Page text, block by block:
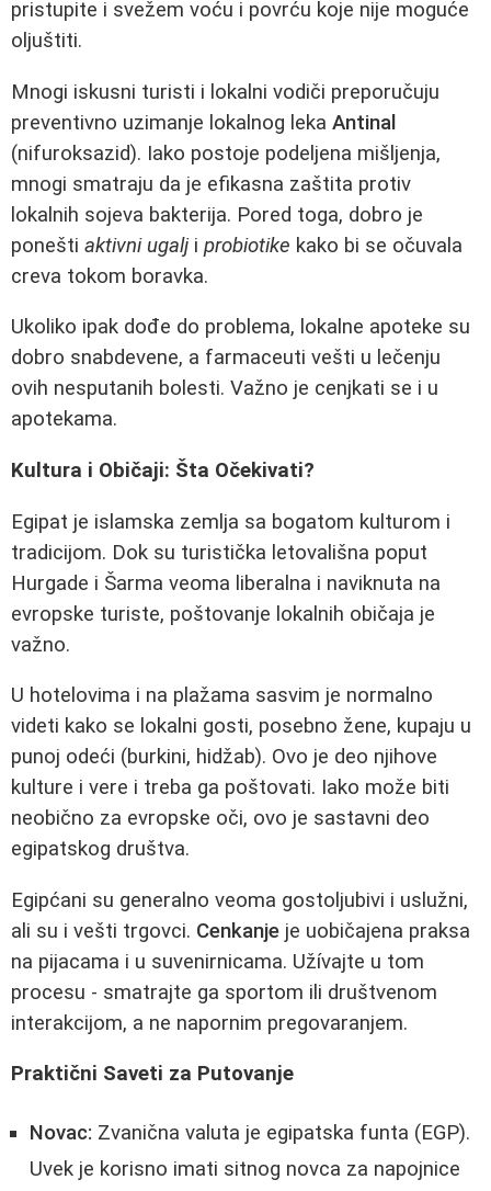
pristupite i svežem voću i povrću koje nije moguće
oljuštiti.
Mnogi iskusni turisti i lokalni vodiči preporučuju
preventivno uzimanje lokalnog leka Antinal
(nifuroksazid). Iako postoje podeljena mišljenja,
mnogi smatraju da je efikasna zaštita protiv
lokalnih sojeva bakterija. Pored toga, dobro je
ponešti aktivni ugalji probiotike kako bi se očuvala
creva tokom boravka.
Ukoliko ipak dođe do problema, lokalne apoteke su
dobro snabdevene, a farmaceuti vešti u lečenju
ovih nesputanih bolesti. Važno je cenjkati se i u
apotekama.
Kultura i Običaji: Šta Očekivati?
Egipat je islamska zemlja sa bogatom kulturom i
tradicijom. Dok su turistička letovališna poput
Hurgade i Šarma veoma liberalna i naviknuta na
evropske turiste, poštovanje lokalnih običaja je
važno.
U hotelovima i na plažama sasvim je normalno
videti kako se lokalni gosti, posebno žene, kupaju u
punoj odeći (burkini, hidžab). Ovo je deo njihove
kulture i vere i treba ga poštovati. Iako može biti
neobično za evropske oči, ovo je sastavni deo
egipatskog društva.
Egipćani su generalno veoma gostoljubivi i uslužni,
ali su i vešti trgovci. Cenkanje je uobičajena praksa
na pijacama i u suvenirnicama. Užívajte u tom
procesu - smatrajte ga sportom ili društvenom
interakcijom, a ne napornim pregovaranjem.
Praktični Saveti za Putovanje
Novac: Zvanična valuta je egipatska funta (EGP).
Uvek je korisno imati sitnog novca za napojnice